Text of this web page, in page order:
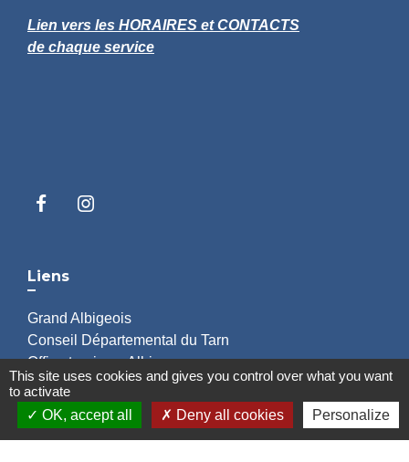
Lien vers les HORAIRES et CONTACTS
de chaque service
Liens
Grand Albigeois
Conseil Départemental du Tarn
Office tourisme Albi
Comité Départemental Tourisme
Mentions légales - Politique de confidentialité -
This site uses cookies and gives you control over what you want
to activate
OK, accept all
Deny all cookies Personalize